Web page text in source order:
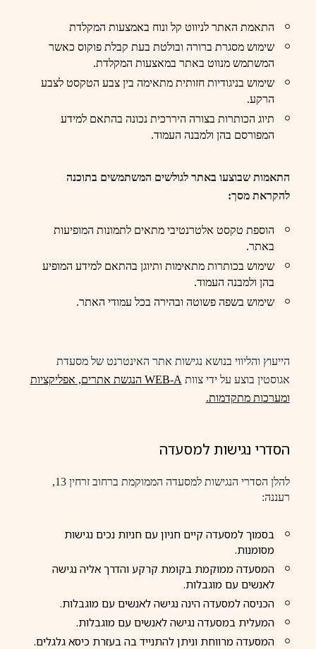
התאמת האתר לניווט קל ונוח באמצעות המקלדת
שימוש מסגרת ברורה ובולטת בעת קבלת פוקוס כאשר
המשתמש מנווט באתר במאצעות המקלדת.
שימוש בניגודיות חזותית מתאימה בין צבע הטקסט לצבע
הרקע.
תיוג הכותרות בצורה היררכית נכונה בהתאם למידע
המפורסם בהן ולמבנה העמוד.
התאמות שבוצעו באתר לגולשים המשתמשים בתוכנה
להקראת מסך:
הוספת טקסט אלטרנטיבי מתאים לתמונות המופיעות
באתר.
שימוש בכותרות מתאימות ותיוגן בהתאם למידע המופיע
בהן ולמבנה העמוד.
שימוש בשפה פשוטה ובהירה בכל עמודי האתר.
הייעוץ והליווי בנושא נגישות אתר האינטרנט של מסעדת
אגוסטין בוצע על ידי צוות WEB-A הנגשת אתרים, אפליקציות
ומערכות מתקדמות.
הסדרי נגישות למסעדה
להלן הסדרי הנגישות למסעדה הממוקמת ברחוב זרחין 13,
רעננה:
בסמוך למסעדה קיים חניון עם חניות נכים נגישות
מסומנות.
המסעדה ממוקמת בקומת קרקע והדרך אליה נגישה
לאנשים עם מוגבלות.
הכניסה למסעדה הינה נגישה לאנשים עם מוגבלות.
המעלית במסעדה נגישה לאנשים עם מוגבלות.
המסעדה מרווחת וניתן להתנייד בה בעזרת כיסא גלגלים.